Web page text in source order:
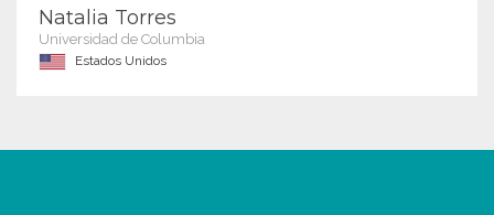
Natalia Torres
Universidad de Columbia
Estados Unidos